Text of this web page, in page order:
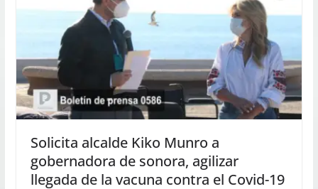
Solicita alcalde Kiko Munro a
gobernadora de sonora, agilizar
llegada de la vacuna contra el Covid-19